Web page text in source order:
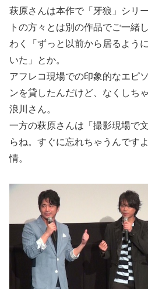
萩原さんは本作で「牙狼」シリ
トの方々とは別の作品でご一緒
わく「ずっと以前から居るよう
いた」とか。
アフレコ現場での印象的なエピ
ンを貸したんだけど、なくしち
浪川さん。
一方の萩原さんは「撮影現場で
らね。すぐに忘れちゃうんです
情。